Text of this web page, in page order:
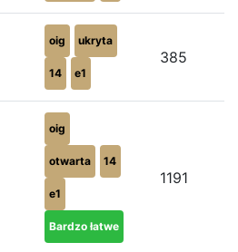
oig ukryta
14 e1
385
oig
otwarta 14
e1
Bardzo łatwe
1191